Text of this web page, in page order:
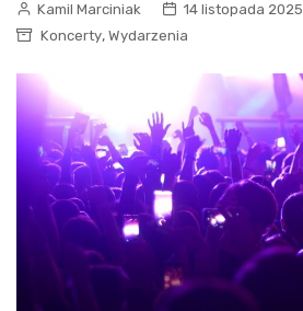
Kamil Marciniak
14 listopada 2025
Koncerty, Wydarzenia